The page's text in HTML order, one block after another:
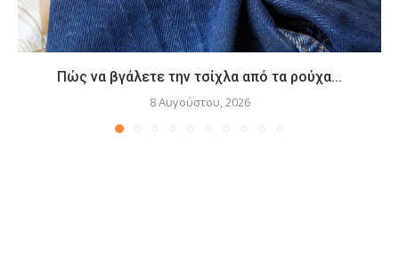
Πώς να βγάλετε την τσίχλα από τα ρούχα...
8 Αυγούστου, 2026